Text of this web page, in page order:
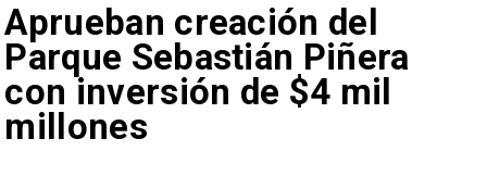
Claudio Bravo baja la
euforia sobre fichaje de
Vozinha